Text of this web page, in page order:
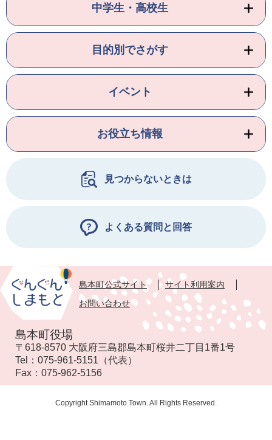
中学生・高校生
目的別でさがす
イベント
お役立ち情報
見つからないときは
よくある質問と回答
島本町公式サイト
サイト利用案内
お問い合わせ
島本町役場
〒618-8570 大阪府三島郡島本町桜井二丁目1番1号
Tel： 075-961-5151 （代表）
Fax： 075-962-5156
Copyright Shimamoto Town. All Rights Reserved.